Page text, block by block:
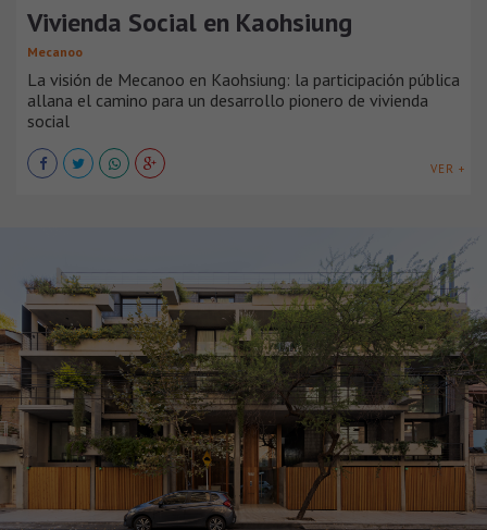
Vivienda Social en Kaohsiung
Mecanoo
La visión de Mecanoo en Kaohsiung: la participación pública
allana el camino para un desarrollo pionero de vivienda
social
VER +